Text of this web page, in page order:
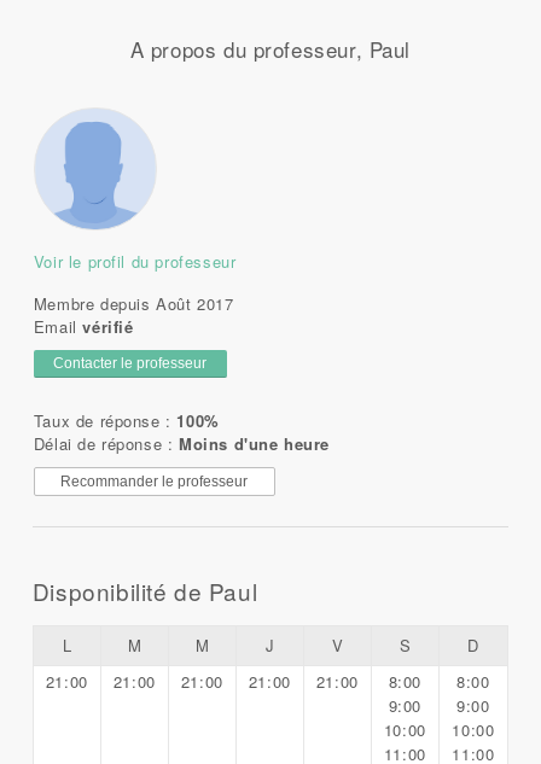
A propos du professeur, Paul
Voir le profil du professeur
Membre depuis Août 2017
Emailvérifié
Contacter le professeur
Taux de réponse : 100%
Délai de réponse : Moins d'une heure
Recommander le professeur
Disponibilité de Paul
L M M J V S
D
21:00
21:00 21:00 21:00 21:00
8:00
9:00
10:00
11:00
8:00
9:00
10:00
11:00